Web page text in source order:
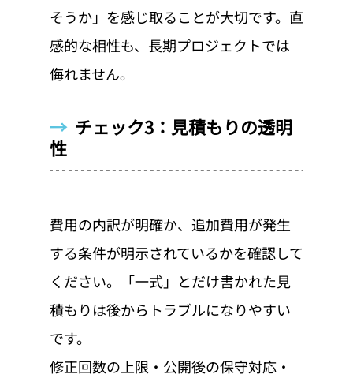
そうか」を感じ取ることが大切です。直
感的な相性も、長期プロジェクトでは
侮れません。
→ チェック3：見積もりの透明
性
費用の内訳が明確か、追加費用が発生
する条件が明示されているかを確認して
ください。「一式」とだけ書かれた見
積もりは後からトラブルになりやすい
です。
修正回数の上限・公開後の保守対応・